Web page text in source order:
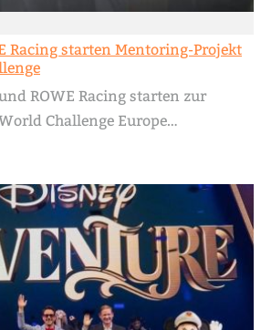
Racing starten Mentoring-Projekt
ROWE Racing starten zur
Challenge Europe…